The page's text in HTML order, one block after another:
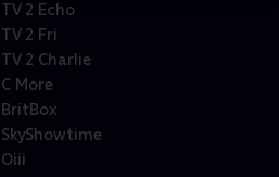
TV 2 Echo
TV 2 Fri
TV 2 Charlie
C More
BritBox
SkyShowtime
Oiii